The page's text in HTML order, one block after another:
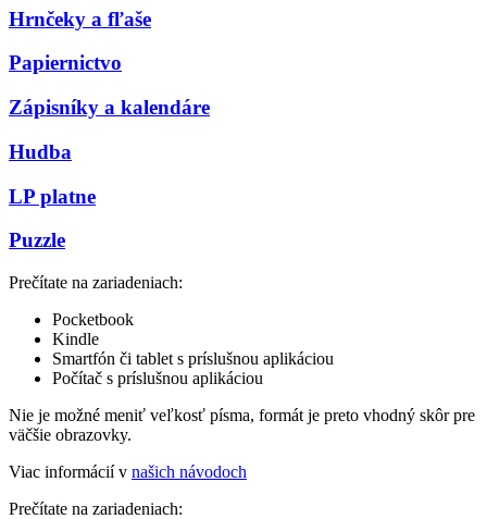
Hrnčeky a fľaše
Papiernictvo
Zápisníky a kalendáre
Hudba
LP platne
Puzzle
Prečítate na zariadeniach:
Pocketbook
Kindle
Smartfón či tablet s príslušnou aplikáciou
Počítač s príslušnou aplikáciou
Nie je možné meniť veľkosť písma, formát je preto vhodný skôr pre
väčšie obrazovky.
Viac informácií v našich návodoch
Prečítate na zariadeniach: